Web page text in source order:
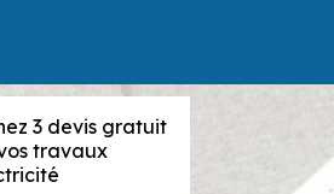
3 devis gratuit
travaux